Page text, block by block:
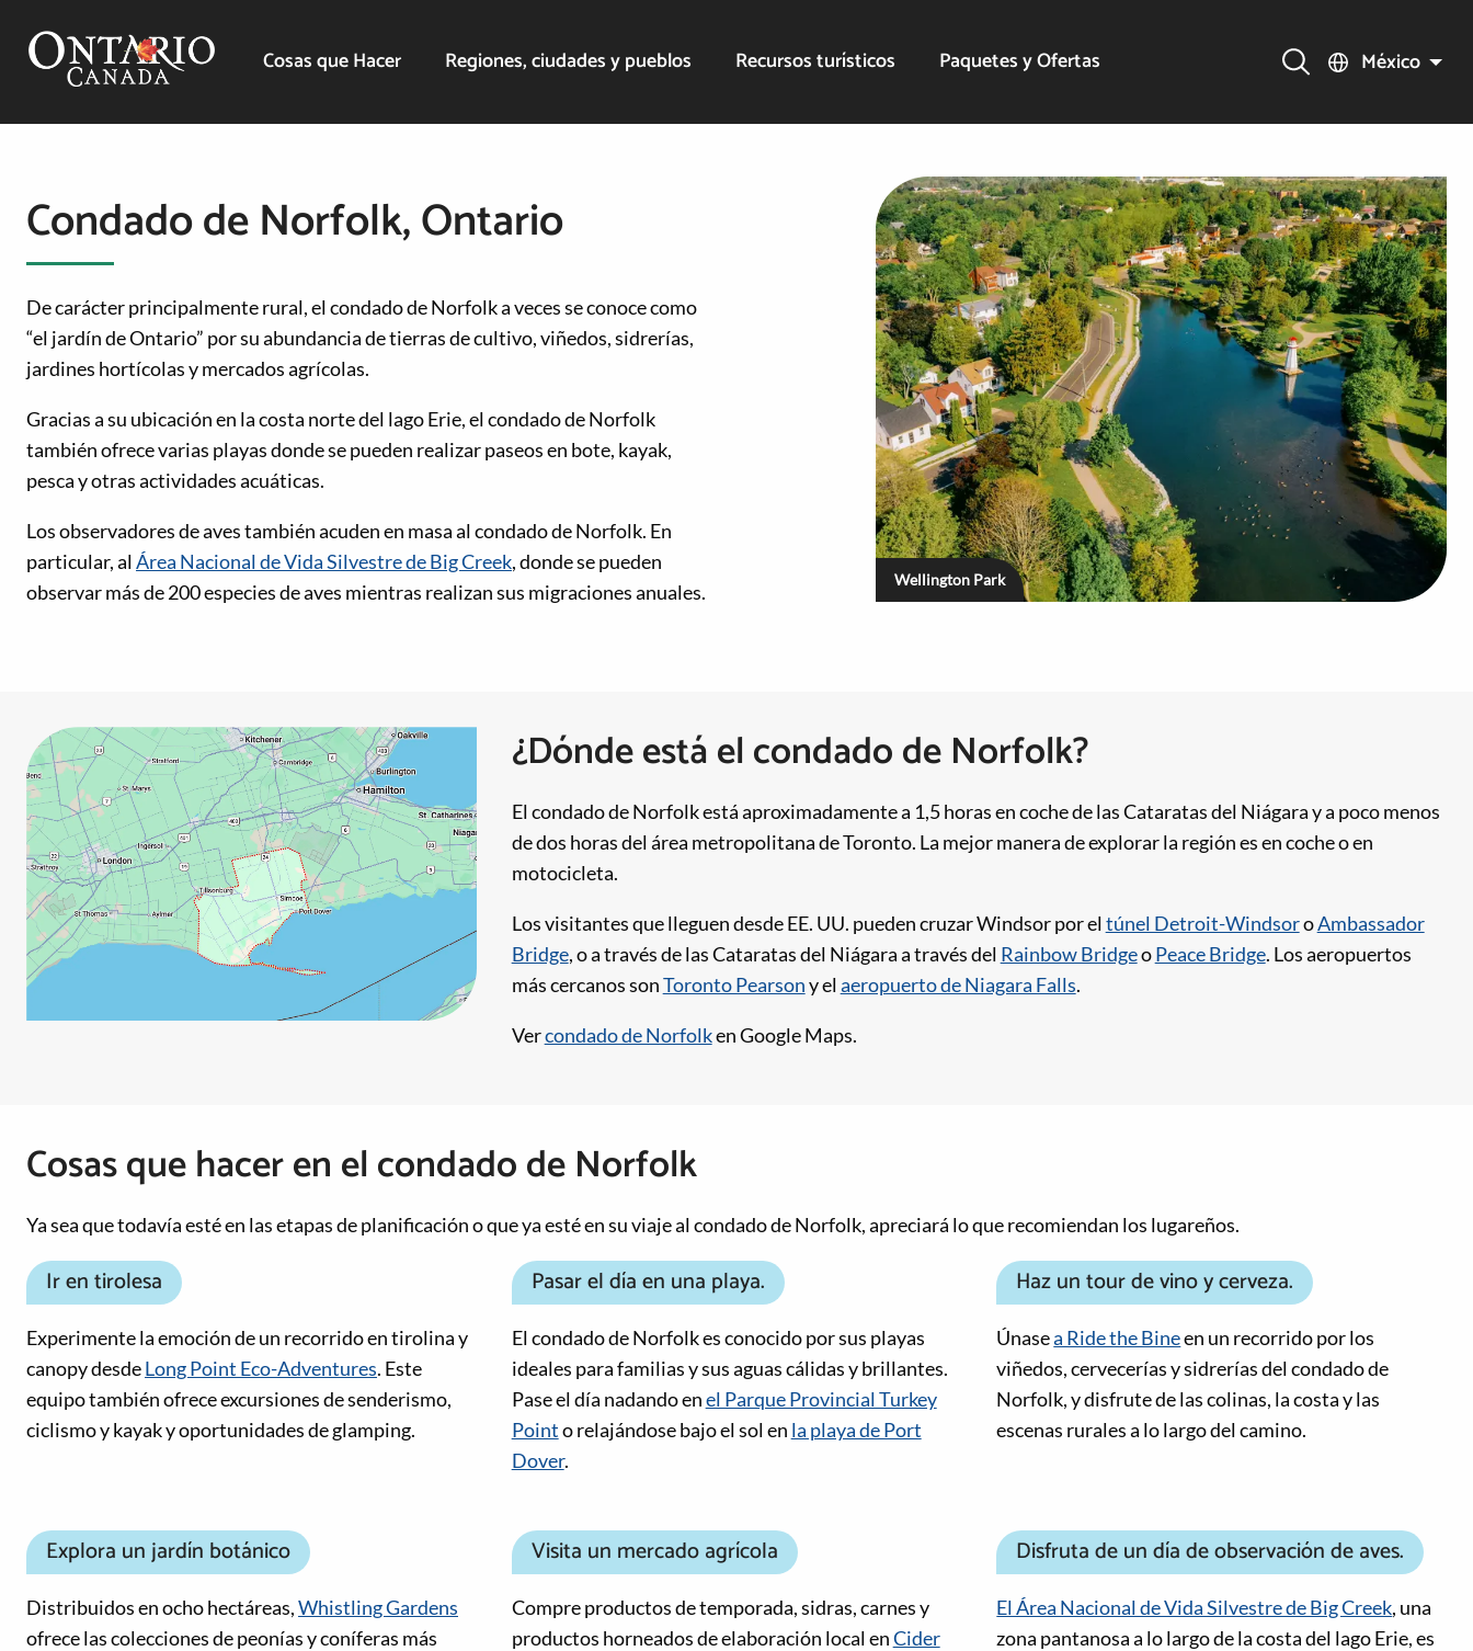
Cosas que Hacer Regiones, ciudades y pueblos Recursos turísticos Paquetes y Ofertas México
Condado de Norfolk, Ontario
De carácter principalmente rural, el condado de Norfolk a veces se conoce como
“el jardín de Ontario” por su abundancia de tierras de cultivo, viñedos, sidrerías,
jardines hortícolas y mercados agrícolas.
Gracias a su ubicación en la costa norte del lago Erie, el condado de Norfolk
también ofrece varias playas donde se pueden realizar paseos en bote, kayak,
pesca y otras actividades acuáticas.
Los observadores de aves también acuden en masa al condado de Norfolk. En
particular, alÁrea Nacional de Vida Silvestre de Big Creek, donde se pueden
observar más de 200 especies de aves mientras realizan sus migraciones anuales.
Wellington Park
¿Dónde está el condado de Norfolk?
El condado de Norfolk está aproximadamente a 1,5 horas en coche de las Cataratas del Niágara y a poco menos
de dos horas del área metropolitana de Toronto. La mejor manera de explorar la región es en coche o en
motocicleta.
Los visitantes que lleguen desde EE. UU. pueden cruzar Windsor por eltúnel Detroit-WindsoroAmbassador
Bridge, o a través de las Cataratas del Niágara a través del Rainbow BridgeoPeace Bridge. Los aeropuertos
más cercanos sonToronto Pearsony elaeropuerto de Niagara Falls.
Vercondado de Norfolken Google Maps.
Cosas que hacer en el condado de Norfolk
Ya sea que todavía esté en las etapas de planificación o que ya esté en su viaje al condado de Norfolk, apreciará lo que recomiendan los lugareños.
Ir en tirolesa
Experimente la emoción de un recorrido en tirolina y
canopy desdeLong Point Eco-Adventures. Este
equipo también ofrece excursiones de senderismo,
ciclismo y kayak y oportunidades de glamping.
Pasar el día en una playa.
El condado de Norfolk es conocido por sus playas
ideales para familias y sus aguas cálidas y brillantes.
Pase el día nadando enel Parque Provincial Turkey
Pointo relajándose bajo el sol en la playa de Port
Dover.
Haz un tour de vino y cerveza.
Únasea Ride the Bineen un recorrido por los
viñedos, cervecerías y sidrerías del condado de
Norfolk, y disfrute de las colinas, la costa y las
escenas rurales a lo largo del camino.
Explora un jardín botánico
Distribuidos en ocho hectáreas,Whistling Gardens
ofrece las colecciones de peonías y coníferas más
Visita un mercado agrícola
Compre productos de temporada, sidras, carnes y
productos horneados de elaboración local enCider
Disfruta de un día de observación de aves.
El Área Nacional de Vida Silvestre de Big Creek, una
zona pantanosa a lo largo de la costa del lago Erie, es